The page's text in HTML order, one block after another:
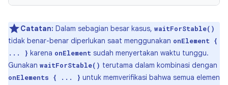
Catatan: Dalam sebagian besar kasus, waitForStable()
tidak benar-benar diperlukan saat menggunakan onElement {
... } karena onElement sudah menyertakan waktu tunggu.
Gunakan waitForStable() terutama dalam kombinasi dengan
onElements { ... } untuk memverifikasi bahwa semua elemen